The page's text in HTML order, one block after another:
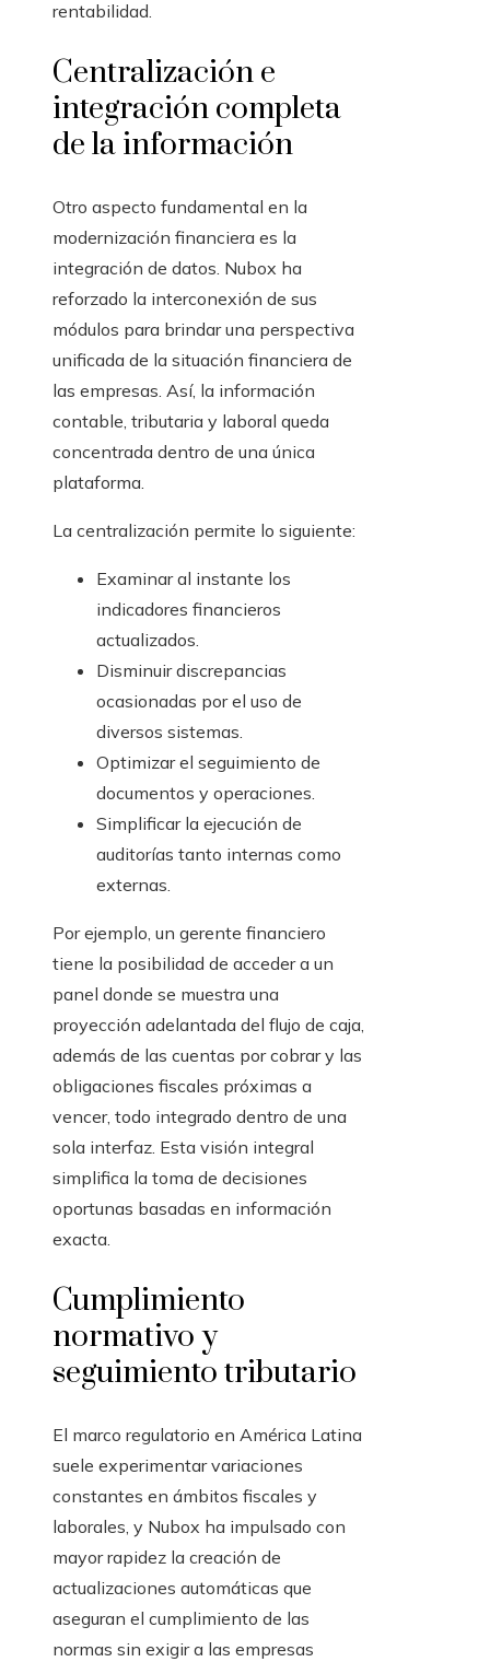
rentabilidad.
Centralización e
integración completa
de la información
Otro aspecto fundamental en la
modernización financiera es la
integración de datos. Nubox ha
reforzado la interconexión de sus
módulos para brindar una perspectiva
unificada de la situación financiera de
las empresas. Así, la información
contable, tributaria y laboral queda
concentrada dentro de una única
plataforma.
La centralización permite lo siguiente:
Examinar al instante los
indicadores financieros
actualizados.
Disminuir discrepancias
ocasionadas por el uso de
diversos sistemas.
Optimizar el seguimiento de
documentos y operaciones.
Simplificar la ejecución de
auditorías tanto internas como
externas.
Por ejemplo, un gerente financiero
tiene la posibilidad de acceder a un
panel donde se muestra una
proyección adelantada del flujo de caja,
además de las cuentas por cobrar y las
obligaciones fiscales próximas a
vencer, todo integrado dentro de una
sola interfaz. Esta visión integral
simplifica la toma de decisiones
oportunas basadas en información
exacta.
Cumplimiento
normativo y
seguimiento tributario
El marco regulatorio en América Latina
suele experimentar variaciones
constantes en ámbitos fiscales y
laborales, y Nubox ha impulsado con
mayor rapidez la creación de
actualizaciones automáticas que
aseguran el cumplimiento de las
normas sin exigir a las empresas